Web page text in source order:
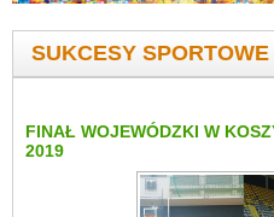
SUKCESY
FINAŁ WOJEWÓDZKI W
2019